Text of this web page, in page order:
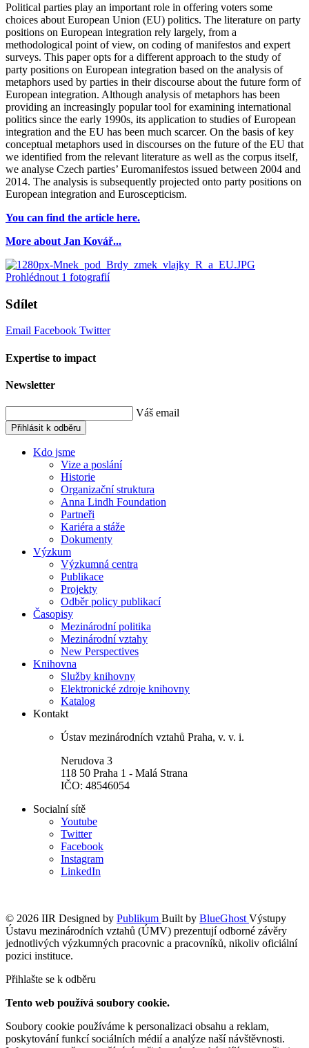
Political parties play an important role in offering voters some
choices about European Union (EU) politics. The literature on party
positions on European integration rely largely, from a
methodological point of view, on coding of manifestos and expert
surveys. This paper opts for a different approach to the study of
party positions on European integration based on the analysis of
metaphors used by parties in their discourse about the future form of
European integration. Although analysis of metaphors has been
providing an increasingly popular tool for examining international
politics since the early 1990s, its application to studies of European
integration and the EU has been much scarcer. On the basis of key
conceptual metaphors used in discourses on the future of the EU that
we identified from the relevant literature as well as the corpus itself,
we analyse Czech parties’ Euromanifestos issued between 2004 and
2014. The analysis is subsequently projected onto party positions on
European integration and Euroscepticism.
You can find the article here.
More about Jan Kovář...
Prohlédnout 1 fotografií
Sdílet
Email Facebook Twitter
Expertise to impact
Newsletter
Váš email
Přihlásit k odběru
Kdo jsme
Vize a poslání
Historie
Organizační struktura
Anna Lindh Foundation
Partneři
Kariéra a stáže
Dokumenty
Výzkum
Výzkumná centra
Publikace
Projekty
Odběr policy publikací
Časopisy
Mezinárodní politika
Mezinárodní vztahy
New Perspectives
Knihovna
Služby knihovny
Elektronické zdroje knihovny
Katalog
Kontakt
Ústav mezinárodních vztahů Praha, v. v. i.
Nerudova 3
118 50 Praha 1 - Malá Strana
IČO: 48546054
Socialní sítě
Youtube
Twitter
Facebook
Instagram
LinkedIn
© 2026 IIR Designed by Publikum Built by BlueGhost Výstupy
Ústavu mezinárodních vztahů (ÚMV) prezentují odborné závěry
jednotlivých výzkumných pracovnic a pracovníků, nikoliv oficiální
pozici instituce.
Přihlašte se k odběru
Tento web používá soubory cookie.
Soubory cookie používáme k personalizaci obsahu a reklam,
poskytování funkcí sociálních médií a analýze naší návštěvnosti.